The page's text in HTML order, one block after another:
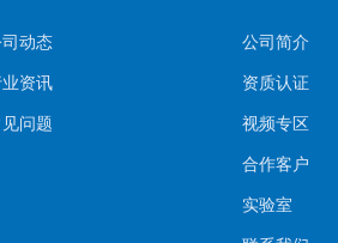
动态
资讯
问题
公司简介
资质认证
视频专区
合作客户
实验室